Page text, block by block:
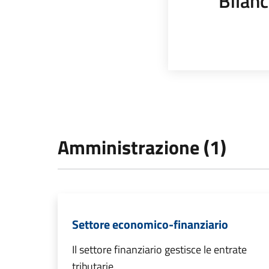
Amministrazione (1)
Settore economico-finanziario
Il settore finanziario gestisce le entrate